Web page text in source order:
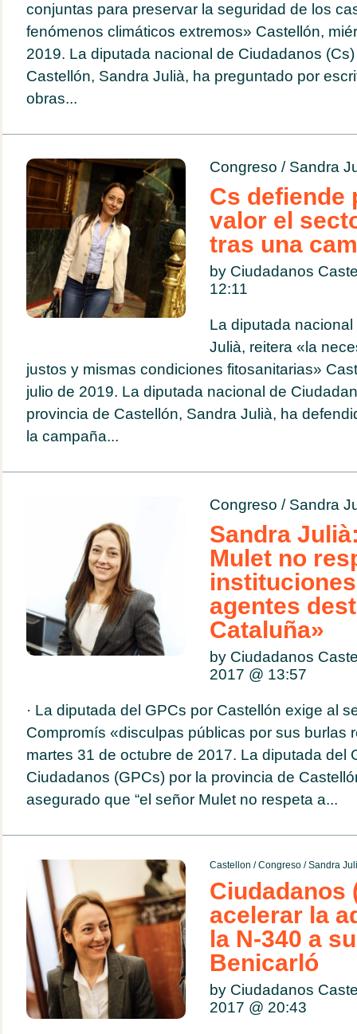
conjuntas para preservar la seguridad de los
fenómenos climáticos extremos» Castellón,
2019. La diputada nacional de Ciudadanos
Castellón, Sandra Julià, ha preguntado por
obras...
Congreso / Sandra
Cs defiende
valor el
tras una
by Ciudadanos
12:11
La diputada
Julià, reitera «la
justos y mismas condiciones fitosanitarias»
julio de 2019. La diputada nacional de
provincia de Castellón, Sandra Julià, ha
la campaña...
Congreso / Sandra
Sandra
Mulet no
agentes
Cataluña»
by Ciudadanos
2017 @ 13:57
· La diputada del GPCs por Castellón exige al
Compromís «disculpas públicas por sus burlas
martes 31 de octubre de 2017. La diputada del
Ciudadanos (GPCs) por la provincia de
asegurado que “el señor Mulet no respeta a...
Castellon /Congreso/Sandra
Ciudadanos
acelerar la
la N-340 a
Benicarló
by Ciudadanos
2017 @ 20:43